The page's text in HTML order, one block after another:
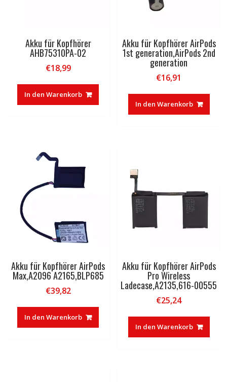
Akku für Kopfhörer
AHB75310PA-02
€18,99
In den Warenkorb
Akku für Kopfhörer AirPods
1st generation,AirPods 2nd
generation
€16,91
In den Warenkorb
Akku für Kopfhörer AirPods
Max,A2096 A2165,BLP685
€39,82
In den Warenkorb
Akku für Kopfhörer AirPods
Pro Wireless
Ladecase,A2135,616-00555
€25,24
In den Warenkorb